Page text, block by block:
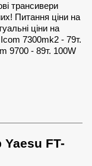
трансивери
Питання ціни на
ціни на
7300mk2 - 79т.
9700 - 89т. 100W
FT-